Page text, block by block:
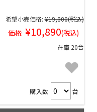
希望小売価格: ¥19,800(税込)
価格: ¥10,890(税込)
在庫 20台
購入数 台